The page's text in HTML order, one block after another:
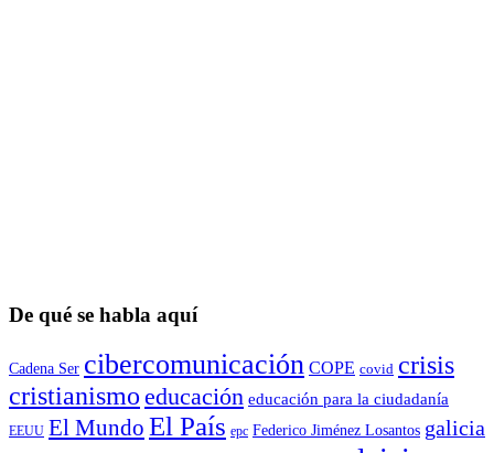
De qué se habla aquí
Cadena Ser cibercomunicación COPE covid crisis
cristianismo educación educación para la ciudadaní­a
EEUU El Mundo El País epc Federico Jiménez Losantos galicia